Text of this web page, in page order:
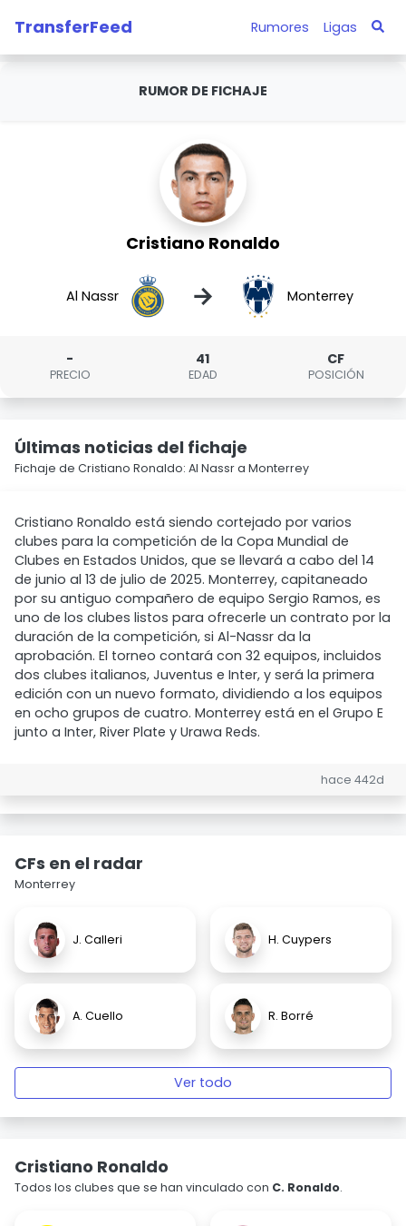
TransferFeed Rumores Ligas
RUMOR DE FICHAJE
Cristiano Ronaldo
Al Nassr → Monterrey
-
PRECIO
41
EDAD
CF
POSICIÓN
Últimas noticias del fichaje
Fichaje de Cristiano Ronaldo: Al Nassr a Monterrey
Cristiano Ronaldo está siendo cortejado por varios
clubes para la competición de la Copa Mundial de
Clubes en Estados Unidos, que se llevará a cabo del 14
de junio al 13 de julio de 2025. Monterrey, capitaneado
por su antiguo compañero de equipo Sergio Ramos, es
uno de los clubes listos para ofrecerle un contrato por la
duración de la competición, si Al-Nassr da la
aprobación. El torneo contará con 32 equipos, incluidos
dos clubes italianos, Juventus e Inter, y será la primera
edición con un nuevo formato, dividiendo a los equipos
en ocho grupos de cuatro. Monterrey está en el Grupo E
junto a Inter, River Plate y Urawa Reds.
hace 442d
CFs en el radar
Monterrey
J. Calleri H. Cuypers
A. Cuello R. Borré
Ver todo
Cristiano Ronaldo
Todos los clubes que se han vinculado con C. Ronaldo.